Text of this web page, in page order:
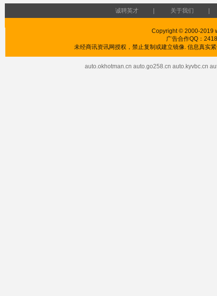
诚聘英才 关于我们
Copyright © 2000-2019
广告合作QQ：
未经商讯资讯网授权，禁止复制或建立镜像. 信息真实
auto.okhotman.cn auto.go258.cn auto.kyvbc.cn